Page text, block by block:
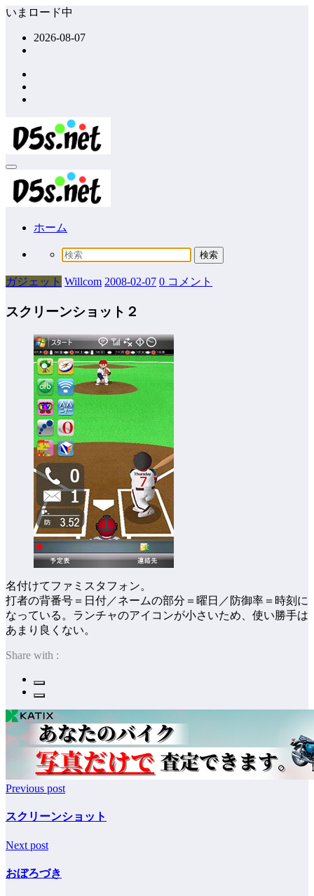
コ
ッ
プ
いまロード中
2026-08-07
ホーム
ガジェット Willcom 2008-02-07 0 コメント
スクリーンショット２
名付けてファミスタフォン。
打者の背番号＝日付／ネームの部分＝曜日／防御率＝時刻に
なっている。ランチャのアイコンが小さいため、使い勝手は
あまり良くない。
Share with :
Previous post
スクリーンショット
Next post
おぼろづき